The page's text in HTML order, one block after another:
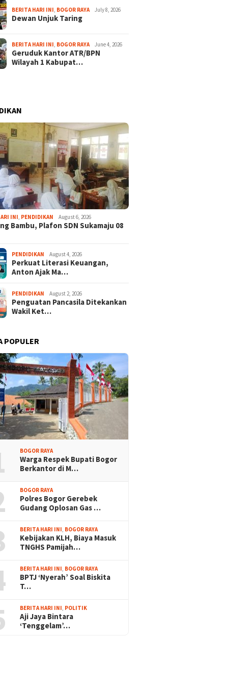
BERITA HARI INI BOGOR RAYA July 8, 2026
Dewan Unjuk Taring
BERITA HARI INI BOGOR RAYA June 4, 2026
Geruduk Kantor ATR/BPN
Wilayah 1 Kabupat…
INI PENDIDIKAN August 6, 2026
Bambu, Plafon SDN Sukamaju 08
PENDIDIKAN August 4, 2026
Perkuat Literasi Keuangan,
Anton Ajak Ma…
PENDIDIKAN August 2, 2026
Penguatan Pancasila Ditekankan
Wakil Ket…
POPULER
BOGOR RAYA
Warga Respek Bupati Bogor
Berkantor di M…
BOGOR RAYA
Polres Bogor Gerebek
Gudang Oplosan Gas …
BERITA HARI INI, BOGOR RAYA
Kebijakan KLH, Biaya Masuk
TNGHS Pamijah…
BERITA HARI INI, BOGOR RAYA
BPTJ ‘Nyerah’ Soal Biskita
T…
BERITA HARI INI, POLITIK
Aji Jaya Bintara
‘Tenggelam’…